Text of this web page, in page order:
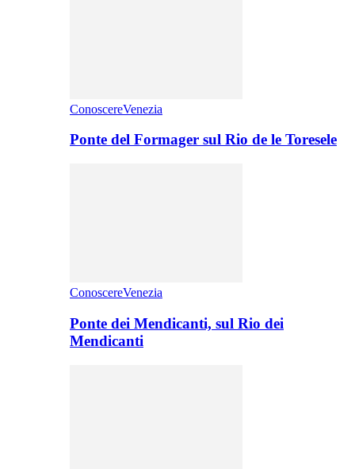
ConoscereVenezia
Ponte del Formager sul Rio de le Toresele
ConoscereVenezia
Ponte dei Mendicanti, sul Rio dei
Mendicanti